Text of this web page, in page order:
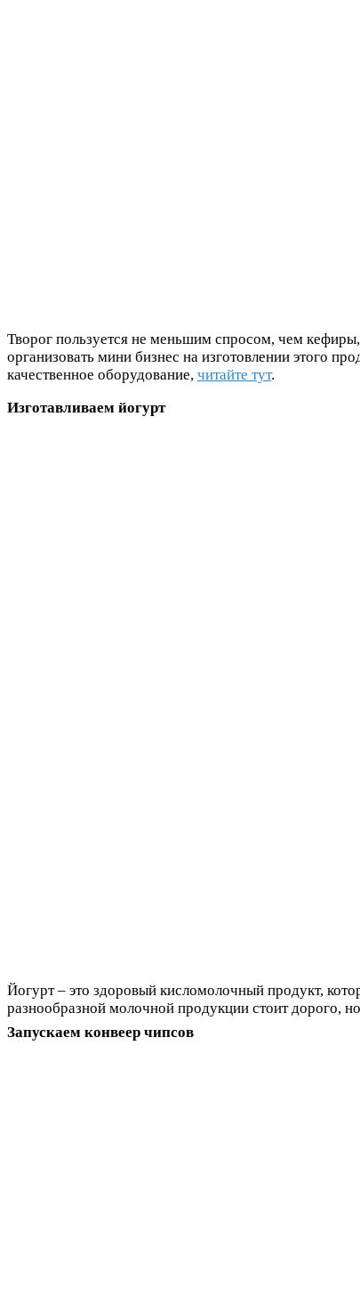
Творог пользуется не меньшим спросом, чем
организовать мини бизнес на изготовлении этого
качественное оборудование, читайте тут.
Изготавливаем йогурт
Йогурт – это здоровый кисломолочный продукт,
разнообразной молочной продукции стоит дорого,
Запускаем конвеер чипсов